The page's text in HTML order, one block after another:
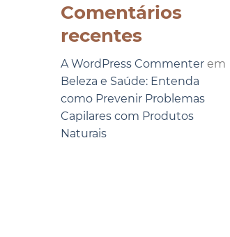
Comentários
recentes
A WordPress Commenter em
Beleza e Saúde: Entenda
como Prevenir Problemas
Capilares com Produtos
Naturais